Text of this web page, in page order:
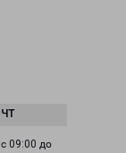
с 09:00 до